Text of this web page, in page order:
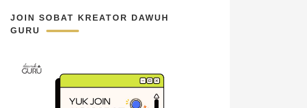
JOIN SOBAT KREATOR DAWUH
GURU